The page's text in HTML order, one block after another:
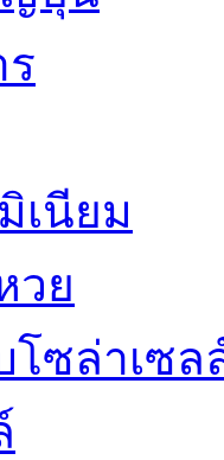
เนียม
วย
โซล่าเซล